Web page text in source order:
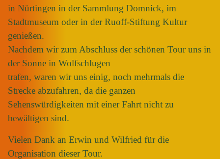
in Nürtingen in der Sammlung Domnick, im
Stadtmuseum oder in der Ruoff-Stiftung Kultur
genießen.
Nachdem wir zum Abschluss der schönen Tour uns in
der Sonne in Wolfschlugen
trafen, waren wir uns einig, noch mehrmals die
Strecke abzufahren, da die ganzen
Sehenswürdigkeiten mit einer Fahrt nicht zu
bewältigen sind.
Vielen Dank an Erwin und Wilfried für die
Organisation dieser Tour.